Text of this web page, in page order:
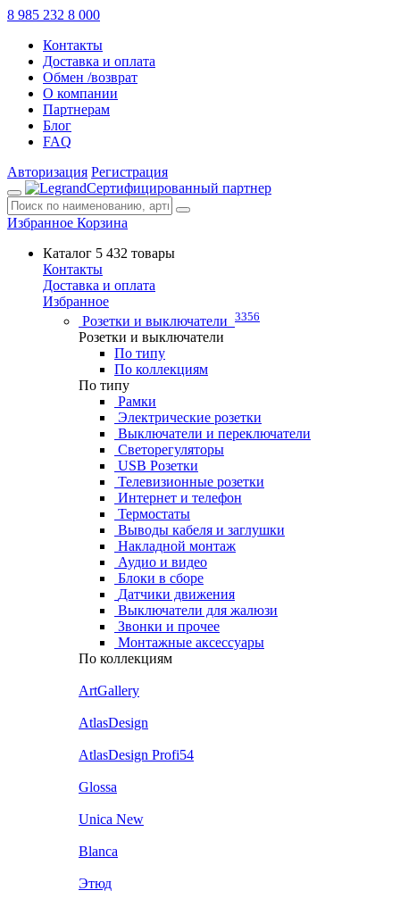
8 985 232 8 000
Контакты
Доставка и оплата
Обмен /возврат
О компании
Партнерам
Блог
FAQ
Авторизация Регистрация
Сертифицированный партнер
Избранное Корзина
Каталог 5 432 товары
Контакты
Доставка и оплата
Избранное
Розетки и выключатели 3356
Розетки и выключатели
По типу
По коллекциям
По типу
Рамки
Электрические розетки
Выключатели и переключатели
Светорегуляторы
USB Розетки
Телевизионные розетки
Интернет и телефон
Термостаты
Выводы кабеля и заглушки
Накладной монтаж
Аудио и видео
Блоки в сборе
Датчики движения
Выключатели для жалюзи
Звонки и прочее
Монтажные аксессуары
По коллекциям
ArtGallery
AtlasDesign
AtlasDesign Profi54
Glossa
Unica New
Blanca
Этюд